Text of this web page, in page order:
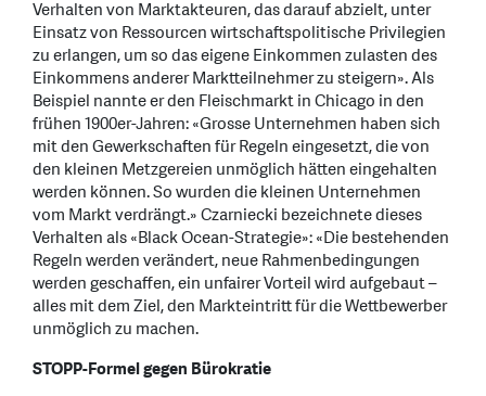
Verhalten von Marktakteuren, das darauf abzielt, unter
Einsatz von Ressourcen wirtschaftspolitische Privilegien
zu erlangen, um so das eigene Einkommen zulasten des
Einkommens anderer Marktteilnehmer zu steigern». Als
Beispiel nannte er den Fleischmarkt in Chicago in den
frühen 1900er-Jahren: «Grosse Unternehmen haben sich
mit den Gewerkschaften für Regeln eingesetzt, die von
den kleinen Metzgereien unmöglich hätten eingehalten
werden können. So wurden die kleinen Unternehmen
vom Markt verdrängt.» Czarniecki bezeichnete dieses
Verhalten als «Black Ocean-Strategie»: «Die bestehenden
Regeln werden verändert, neue Rahmenbedingungen
werden geschaffen, ein unfairer Vorteil wird aufgebaut –
alles mit dem Ziel, den Markteintritt für die Wettbewerber
unmöglich zu machen.
STOPP-Formel gegen Bürokratie